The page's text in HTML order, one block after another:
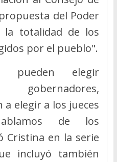
del Poder
la totalidad de los
por el pueblo".
pueden elegir
a elegir a los jueces
de los
Cristina en la serie
incluyó también